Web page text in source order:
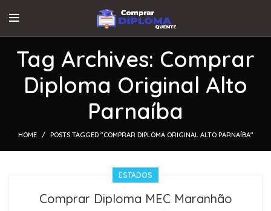
Tag Archives: Comprar
Diploma Original Alto
Parnaíba
HOME POSTS TAGGED "COMPRAR DIPLOMA ORIGINAL ALTO PARNAÍBA"
ESTADOS
Comprar Diploma MEC Maranhão